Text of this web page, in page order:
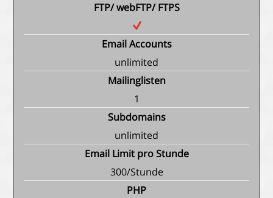
FTP/ webFTP/ FTPS
Email Accounts
unlimited
Mailinglisten
1
Subdomains
unlimited
Email Limit pro Stunde
300/Stunde
PHP